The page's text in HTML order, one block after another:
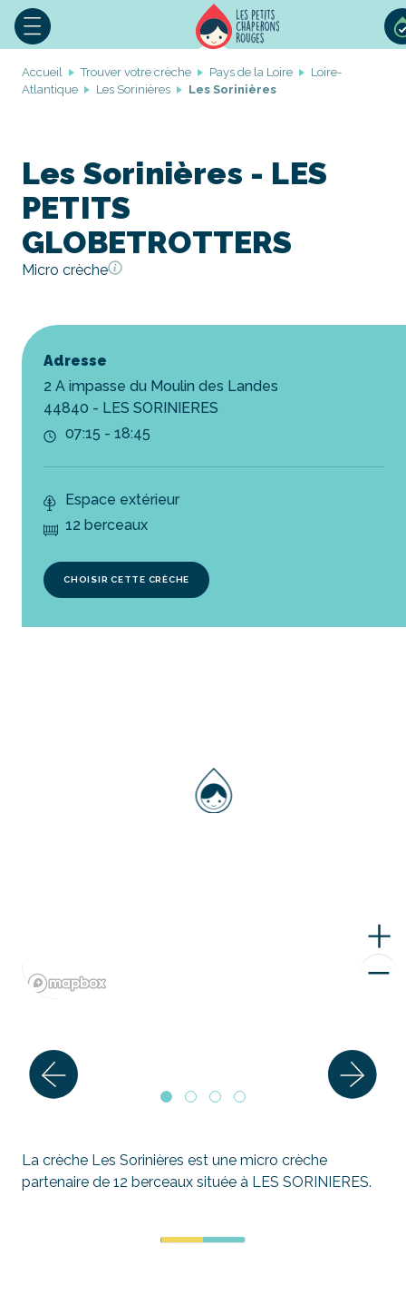
Accueil Trouver votre crèche Pays de la Loire
Loire-
Atlantique
Les Sorinières Les Sorinières
Les Sorinières - LES
PETITS
GLOBETROTTERS
Micro crèche
Adresse
2 A impasse du Moulin des Landes
44840 - LES SORINIERES
07:15 - 18:45
Espace extérieur
12 berceaux
CHOISIR CETTE CRÈCHE
La crèche Les Sorinières est une micro crèche
partenaire de 12 berceaux située à LES SORINIERES.